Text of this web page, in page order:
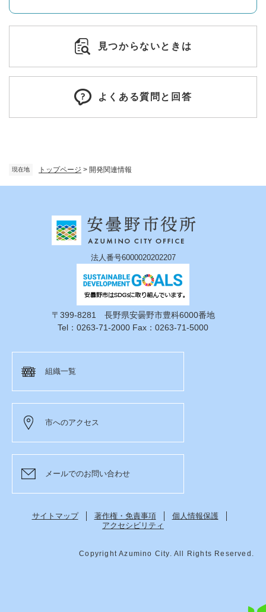
現在地 トップページ > 開発関連情報
見つからないときは
よくある質問と回答
法人番号6000020202207
〒399-8281 長野県安曇野市豊科6000番地
Tel：0263-71-2000 Fax：0263-71-5000
組織一覧
市へのアクセス
メールでのお問い合わせ
サイトマップ 著作権・免責事項
個人情報保護
アクセシビリティ
Copyright Azumino City. All Rights Reserved.